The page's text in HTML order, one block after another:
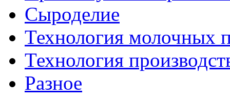
Сыроделие
Технология молочных
Технология
Разное